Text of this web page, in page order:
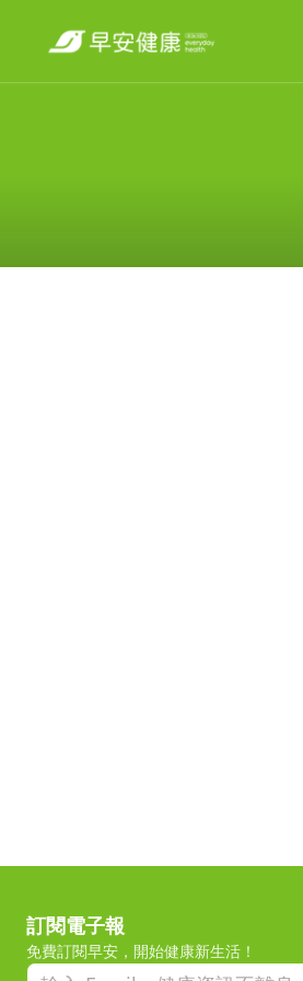
訂閱電子報
免費訂閱早安，開始健康新生活！